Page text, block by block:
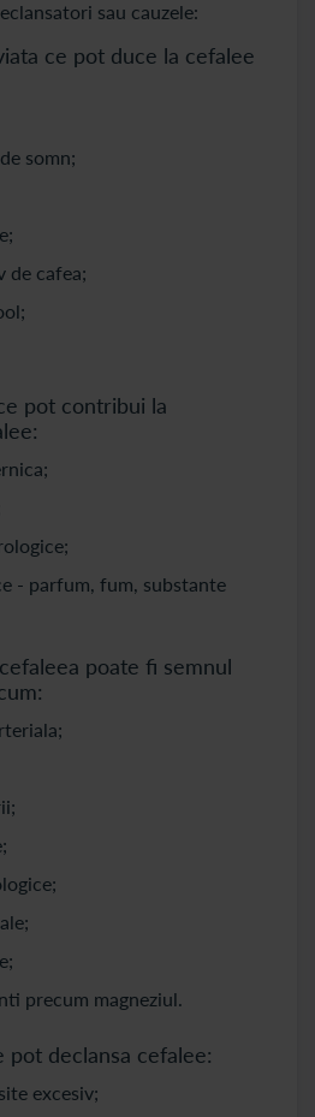
sau cauzele:
ce pot duce la cefalee
somn;
de cafea;
pot contribui la
- parfum, fum, substante
poate fi semnul
precum magneziul.
declansa cefalee:
excesiv;